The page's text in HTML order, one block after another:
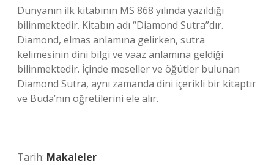
Dünyanın ilk kitabının MS 868 yılında yazıldığı
bilinmektedir. Kitabın adı “Diamond Sutra”dır.
Diamond, elmas anlamına gelirken, sutra
kelimesinin dini bilgi ve vaaz anlamına geldiği
bilinmektedir. İçinde meseller ve öğütler bulunan
Diamond Sutra, aynı zamanda dini içerikli bir kitaptır
ve Buda’nın öğretilerini ele alır.
Tarih: Makaleler